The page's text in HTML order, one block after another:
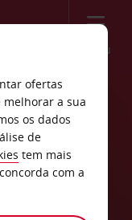
Menu
ofertas
melhorar a sua
os dados
de
tem mais
com a